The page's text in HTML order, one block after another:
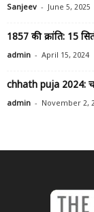
Sanjeev - June 5, 2025
1857 की क्रांति: 15
admin - April 15, 2024
chhath puja 2024:
admin - November 2,